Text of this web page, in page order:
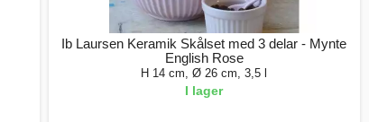
Ib Laursen Keramik Skålset med 3 delar - Mynte
English Rose
H 14 cm, Ø 26 cm, 3,5 l
I lager